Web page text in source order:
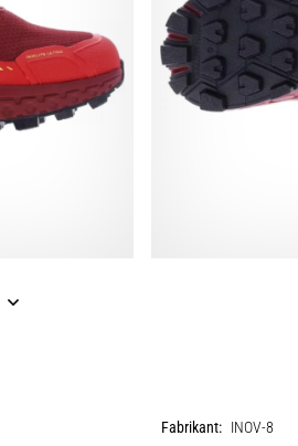
Fabrikant: INOV-8